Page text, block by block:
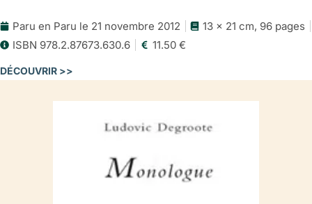
Paru en Paru le 21 novembre 2012
13 x 21 cm, 96 pages
ISBN 978.2.87673.630.6
11.50 €
DÉCOUVRIR >>